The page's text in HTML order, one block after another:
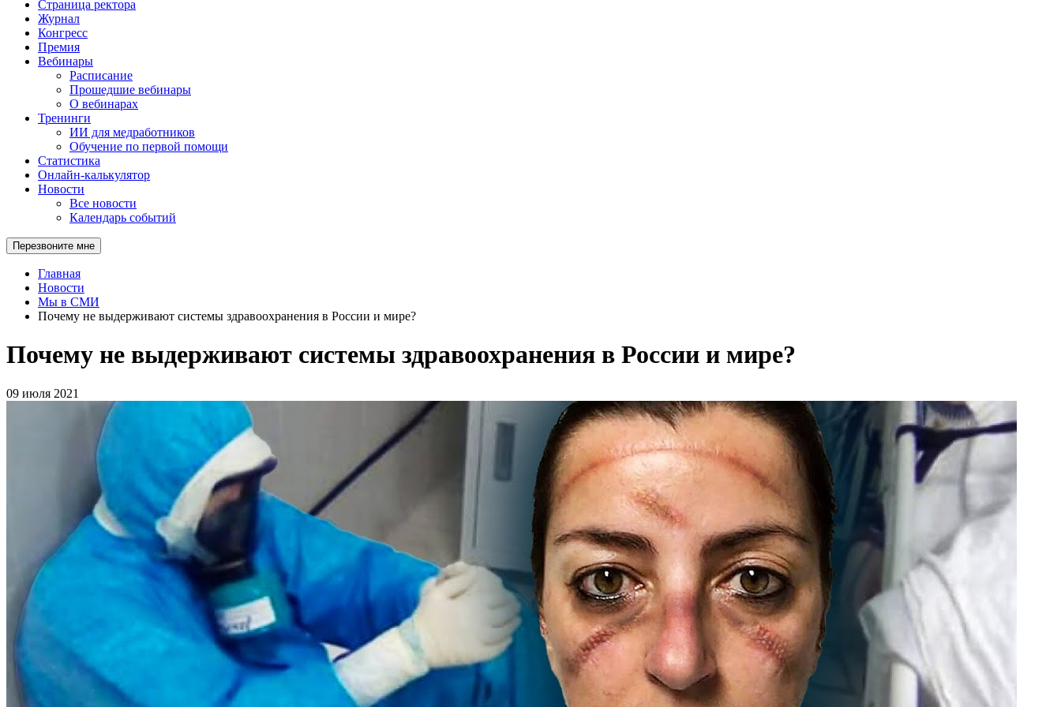
Страница ректора
Журнал
Конгресс
Премия
Вебинары
Расписание
Прошедшие вебинары
О вебинарах
Тренинги
ИИ для медработников
Обучение по первой помощи
Статистика
Онлайн-калькулятор
Новости
Все новости
Календарь событий
Перезвоните мне
Главная
Новости
Мы в СМИ
Почему не выдерживают системы здравоохранения в России и мире?
Почему не выдерживают системы здравоохранения в России и мире?
09 июля 2021